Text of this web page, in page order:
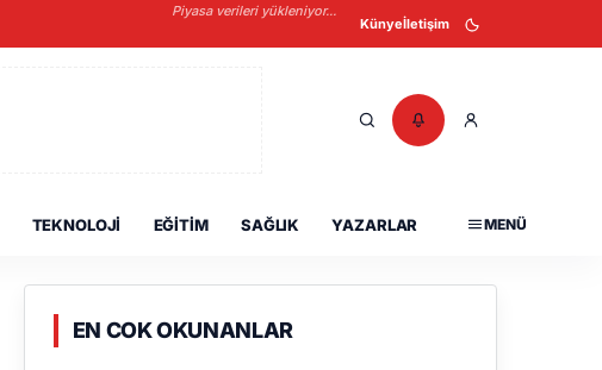
Piyasa verileri yükleniyor...
Künyeİletişim
TEKNOLOJI EĞITIM SAĞLIK YAZARLAR MENÜ
EN COK OKUNANLAR